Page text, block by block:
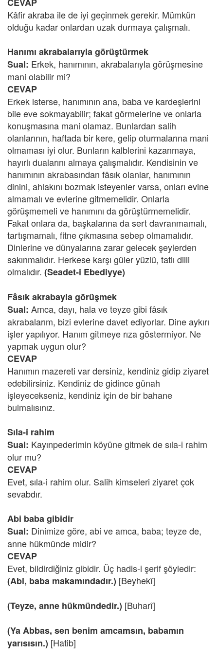
Kâfir akraba ile de iyi geçinmek gerekir. Mümkün
olduğu kadar onlardan uzak durmaya çalışmalı.
Hanımı akrabalarıyla görüştürmek
Sual: Erkek, hanımının, akrabalarıyla görüşmesine
mani olabilir mi?
CEVAP
Erkek isterse, hanımının ana, baba ve kardeşlerini
bile eve sokmayabilir; fakat görmelerine ve onlarla
konuşmasına mani olamaz. Bunlardan salih
olanlarının, haftada bir kere, gelip oturmalarına mani
olmaması iyi olur. Bunların kalblerini kazanmaya,
hayırlı dualarını almaya çalışmalıdır. Kendisinin ve
hanımının akrabasından fâsık olanlar, hanımının
dinini, ahlakını bozmak isteyenler varsa, onları evine
almamalı ve evlerine gitmemelidir. Onlarla
görüşmemeli ve hanımını da görüştürmemelidir.
Fakat onlara da, başkalarına da sert davranmamalı,
tartışmamalı, fitne çıkmasına sebep olmamalıdır.
Dinlerine ve dünyalarına zarar gelecek şeylerden
sakınmalıdır. Herkese karşı güler yüzlü, tatlı dilli
olmalıdır. (Seadet-i Ebediyye)
Fâsık akrabayla görüşmek
Sual: Amca, dayı, hala ve teyze gibi fâsık
akrabalarım, bizi evlerine davet ediyorlar. Dine aykırı
işler yapılıyor. Hanım gitmeye rıza göstermiyor. Ne
yapmak uygun olur?
CEVAP
Hanımın mazereti var dersiniz, kendiniz gidip ziyaret
edebilirsiniz. Kendiniz de gidince günah
işleyecekseniz, kendiniz için de bir bahane
bulmalısınız.
Sıla-i rahim
Sual: Kayınpederimin köyüne gitmek de sıla-i rahim
olur mu?
CEVAP
Evet, sıla-i rahim olur. Salih kimseleri ziyaret çok
sevabdır.
Abi baba gibidir
Sual: Dinimize göre, abi ve amca, baba; teyze de,
anne hükmünde midir?
CEVAP
Evet, bildirdiğiniz gibidir. Üç hadis-i şerif şöyledir:
(Abi, baba makamındadır.) [Beyhekî]
(Teyze, anne hükmündedir.) [Buharî]
(Ya Abbas, sen benim amcamsın, babamın
yarısısın.) [Hatib]